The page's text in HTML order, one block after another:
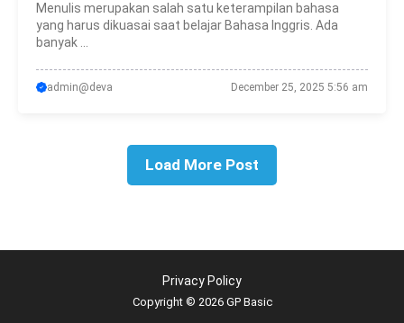
Menulis merupakan salah satu keterampilan bahasa
yang harus dikuasai saat belajar Bahasa Inggris. Ada
banyak ...
admin@deva December 25, 2025 5:56 am
Load More Post
Copyright © 2026 GP Basic
Privacy Policy